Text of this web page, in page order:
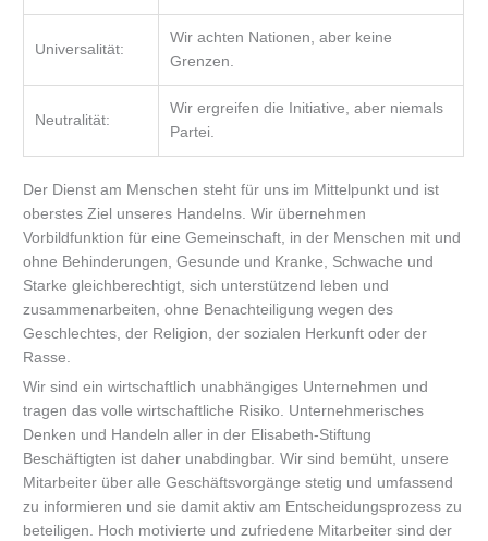
Universalität:
Wir achten Nationen, aber keine
Grenzen.
Neutralität:
Wir ergreifen die Initiative, aber niemals
Partei.
Der Dienst am Menschen steht für uns im Mittelpunkt und ist
oberstes Ziel unseres Handelns. Wir übernehmen
Vorbildfunktion für eine Gemeinschaft, in der Menschen mit und
ohne Behinderungen, Gesunde und Kranke, Schwache und
Starke gleichberechtigt, sich unterstützend leben und
zusammenarbeiten, ohne Benachteiligung wegen des
Geschlechtes, der Religion, der sozialen Herkunft oder der
Rasse.
Wir sind ein wirtschaftlich unabhängiges Unternehmen und
tragen das volle wirtschaftliche Risiko. Unternehmerisches
Denken und Handeln aller in der Elisabeth-Stiftung
Beschäftigten ist daher unabdingbar. Wir sind bemüht, unsere
Mitarbeiter über alle Geschäftsvorgänge stetig und umfassend
zu informieren und sie damit aktiv am Entscheidungsprozess zu
beteiligen. Hoch motivierte und zufriedene Mitarbeiter sind der